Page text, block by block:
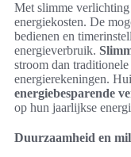
Met slimme
energiekosten. De
bedienen en
energieverbruik.
stroom dan
energierekeningen.
energiebesparende
op hun jaarlijkse
Duurzaamheid en